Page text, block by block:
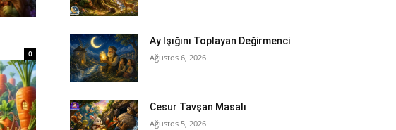
0
Ay Işığını Toplayan Değirmenci
Ağustos 6, 2026
Cesur Tavşan Masalı
Ağustos 5, 2026